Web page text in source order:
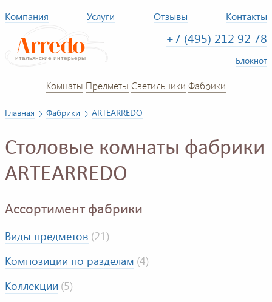
Компания Услуги Отзывы Контакты
+7 (495) 212 92 78
Блокнот
Комнаты Предметы Светильники Фабрики
Главная Фабрики ARTEARREDO
Столовые комнаты фабрики
ARTEARREDO
Ассортимент фабрики
Виды предметов (21)
Композиции по разделам (4)
Коллекции (5)